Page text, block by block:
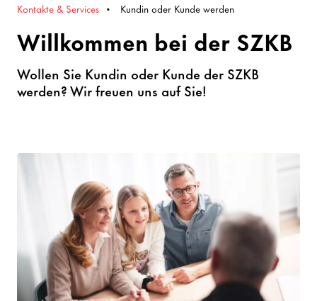
Kontakte & Services Kundin oder Kunde werden
Willkommen bei der SZKB
Wollen Sie Kundin oder Kunde der SZKB
werden? Wir freuen uns auf Sie!